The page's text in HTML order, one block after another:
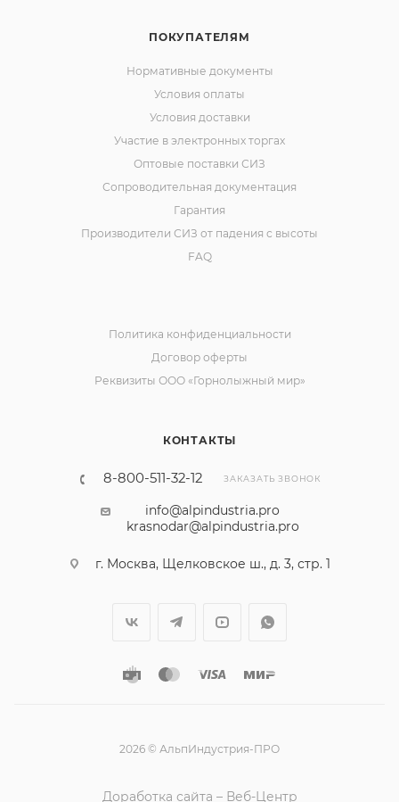
ПОКУПАТЕЛЯМ
Нормативные документы
Условия оплаты
Условия доставки
Участие в электронных торгах
Оптовые поставки СИЗ
Сопроводительная документация
Гарантия
Производители СИЗ от падения с высоты
FAQ
КОНТАКТЫ
8-800-511-32-12 ЗАКАЗАТЬ ЗВОНОК
info@alpindustria.pro
krasnodar@alpindustria.pro
г. Москва, Щелковское ш., д. 3, стр. 1
Политика конфиденциальности
Договор оферты
Реквизиты ООО «Горнолыжный мир»
2026 © АльпИндустрия-ПРО
Доработка сайта – Веб-Центр